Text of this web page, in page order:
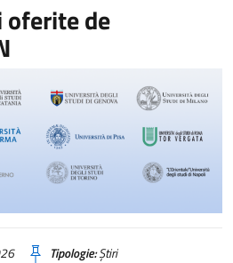
oferite de
Tipologie:Știri